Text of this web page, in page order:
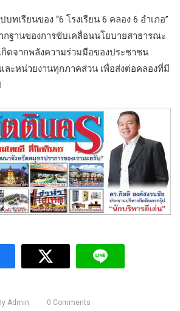
บทเรียนของ “6 โรงเรียน 6 คลอง 6 อำเภอ”
กฐานของการขับเคลื่อนนโยบายสาธารณะ
ดจากพลังความร่วมมือของประชาชน
ละหน่วยงานทุกภาคส่วน เพื่อส่งต่อคลองที่มี
Admin 0 Comments